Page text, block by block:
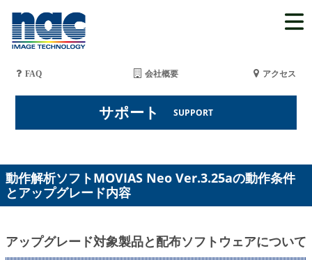
FAQ 会社概要 アクセス
サポート SUPPORT
動作解析ソフトMOVIAS Neo Ver.3.25aの動作条件
とアップグレード内容
アップグレード対象製品と配布ソフトウェアについて